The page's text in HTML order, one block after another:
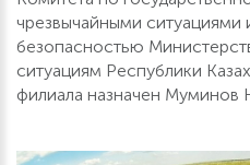
чрезвычайными
безопасностью
ситуациям Республики
филиала назначен